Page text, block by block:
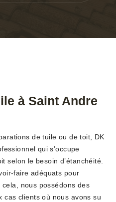
à Saint Andre
de tuile ou de toit, DK
qui s’occupe
selon le besoin d’étanchéité.
faire adéquats pour
nous possédons des
cas clients où nous avons su